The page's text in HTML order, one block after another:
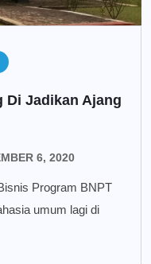
Di Jadikan Ajang
6, 2020
Program BNPT
umum lagi di